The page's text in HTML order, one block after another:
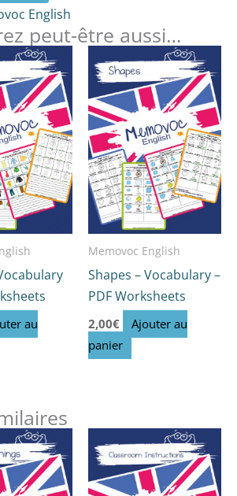
English
peut-être aussi…
au
Memovoc English
Shapes – Vocabulary –
PDF Worksheets
2,00€
Ajouter au
panier